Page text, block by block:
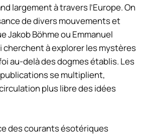
largement à travers l’Europe. On
de divers mouvements et
Jakob Böhme ou Emmanuel
cherchent à explorer les mystères
au-delà des dogmes établis. Les
se multiplient,
plus libre des idées
des courants ésotériques